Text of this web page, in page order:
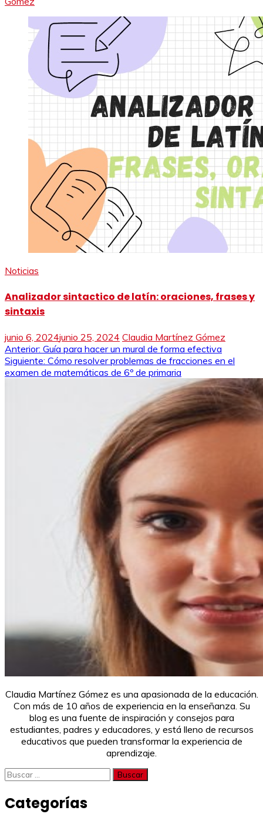
Noticias
Analizador sintactico de latín: oraciones, frases y
sintaxis
junio 6, 2024junio 25, 2024 Claudia Martínez Gómez
Navegación
de
Anterior: Guía para hacer un mural de forma efectiva
Siguiente: Cómo resolver problemas de fracciones en el
examen de matemáticas de 6º de primaria
Claudia Martínez Gómez es una apasionada de la educación.
Con más de 10 años de experiencia en la enseñanza. Su
blog es una fuente de inspiración y consejos para
estudiantes, padres y educadores, y está lleno de recursos
educativos que pueden transformar la experiencia de
aprendizaje.
Buscar:
Categorías